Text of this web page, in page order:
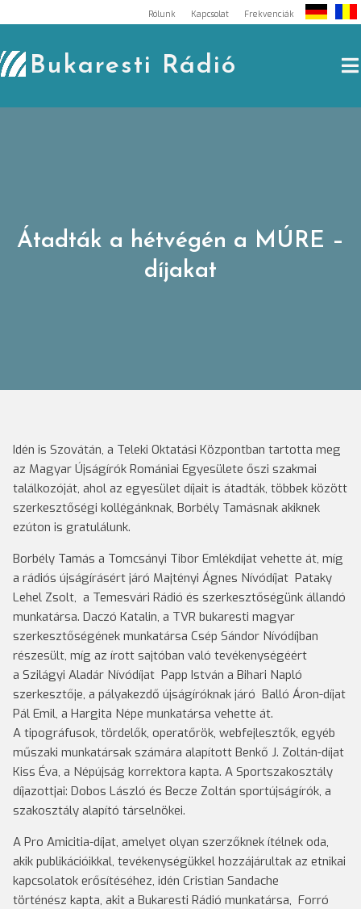
to
content
Rólunk Kapcsolat Frekvenciák
Bukaresti Rádió
Átadták a hétvégén a MÚRE –
díjakat
Idén is Szovátán, a Teleki Oktatási Központban tartotta meg
az Magyar Újságírók Romániai Egyesülete őszi szakmai
találkozóját, ahol az egyesület díjait is átadták, többek között
szerkesztőségi kollégánknak, Borbély Tamásnak akiknek
ezúton is gratulálunk.
Borbély Tamás a Tomcsányi Tibor Emlékdíjat vehette át, míg
a rádiós újságírásért járó Majtényi Ágnes Nívódíjat Pataky
Lehel Zsolt, a Temesvári Rádió és szerkesztőségünk állandó
munkatársa. Daczó Katalin, a TVR bukaresti magyar
szerkesztőségének munkatársa Csép Sándor Nívódíjban
részesült, míg az írott sajtóban való tevékenységéért
a Szilágyi Aladár Nívódíjat Papp István a Bihari Napló
szerkesztője, a pályakezdő újságíróknak járó Balló Áron-díjat
Pál Emil, a Hargita Népe munkatársa vehette át.
A tipográfusok, tördelők, operatőrök, webfejlesztők, egyéb
műszaki munkatársak számára alapított Benkő J. Zoltán-díjat
Kiss Éva, a Népújság korrektora kapta. A Sportszakosztály
díjazottjai: Dobos László és Becze Zoltán sportújságírók, a
szakosztály alapító társelnökei.
A Pro Amicitia-díjat, amelyet olyan szerzőknek ítélnek oda,
akik publikációikkal, tevékenységükkel hozzájárultak az etnikai
kapcsolatok erősítéséhez, idén Cristian Sandache
történész kapta, akit a Bukaresti Rádió munkatársa, Forró